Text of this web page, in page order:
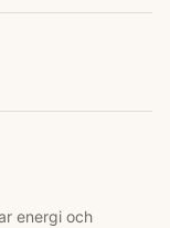
energi och